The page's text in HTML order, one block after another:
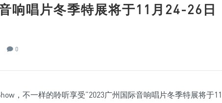
响唱片冬季特展将于11月24-26日
0